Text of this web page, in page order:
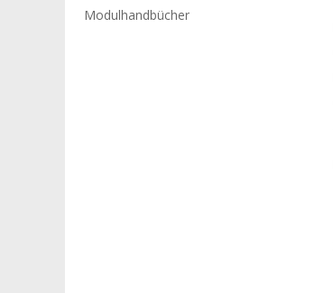
Modulhandbücher